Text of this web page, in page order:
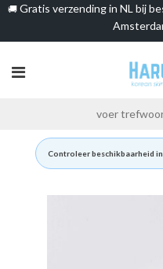
🚚 Gratis verzending in NL bij
Controleer beschikbaarheid